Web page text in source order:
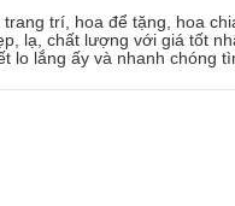
trang trí, hoa để tặng, hoa
lạ, chất lượng với giá tốt
lo lắng ấy và nhanh chóng